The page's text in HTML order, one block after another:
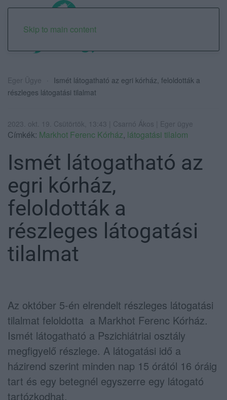
Skip to main content
Eger Ügye
Ismét látogatható az egri kórház, feloldották a
részleges látogatási tilalmat
2023. okt. 19. Csütörtök, 13:43 | Csarnó Ákos | Eger ügye
Címkék: Markhot Ferenc Kórház, látogatási tilalom
Ismét látogatható az
egri kórház,
feloldották a
részleges látogatási
tilalmat
Az október 5-én elrendelt részleges látogatási
tilalmat feloldotta a Markhot Ferenc Kórház.
Ismét látogatható a Pszichiátriai osztály
megfigyelő részlege. A látogatási idő a
házirend szerint minden nap 15 órától 16 óráig
tart és egy betegnél egyszerre egy látogató
tartózkodhat.